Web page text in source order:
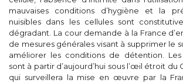
mauvaises conditions d’hygiène et la
nuisibles dans les cellules sont
dégradant. La cour demande à la France
de mesures générales visant à supprimer le
améliorer les conditions de détention. Les
sont à partir d’aujourd’hui sous l’œil étroit du
qui surveillera la mise en œuvre par la